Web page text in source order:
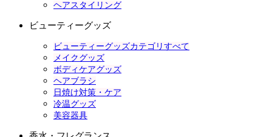
ヘアスタイリング
ビューティーグッズ
ビューティーグッズカテゴリすべて
メイクグッズ
ボディケアグッズ
ヘアブラシ
日焼け対策・ケア
冷温グッズ
美容器具